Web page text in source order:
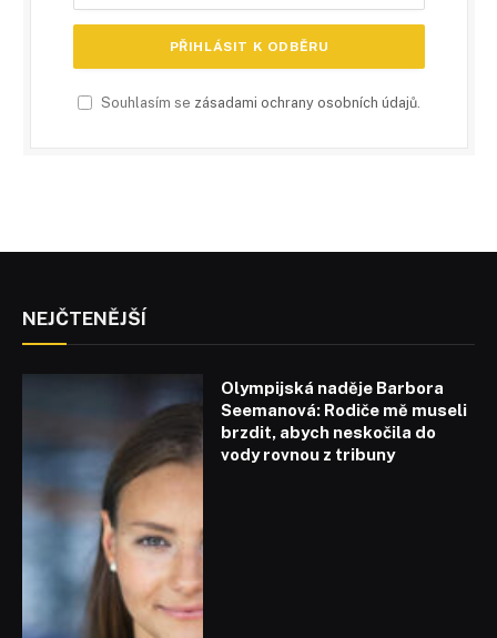
Souhlasím se zásadami ochrany osobních údajů.
NEJČTENĚJŠÍ
Olympijská naděje Barbora
Seemanová: Rodiče mě museli
brzdit, abych neskočila do
vody rovnou z tribuny